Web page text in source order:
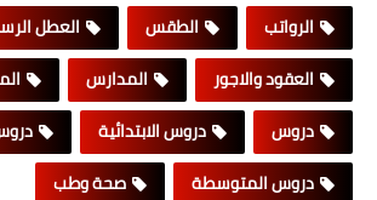
الرواتب
الطقس
العطل
العقود والاجور
المدارس
دروس
دروس الابتدائية
دروس المتوسطة
صحة وطب